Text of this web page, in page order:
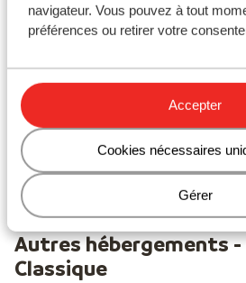
navigateur. Vous pouvez à tout
préférences ou retirer votre
Accepter
Cookies nécessaires
Gérer
parasols (gratuit) )
Distance du centre-ville:
Distance aux magasins les
Distance au restaurant le plus
kilomètres
Taxi minibus typiquement turc (
kusadasi payant)
Autres hébergements
Classique